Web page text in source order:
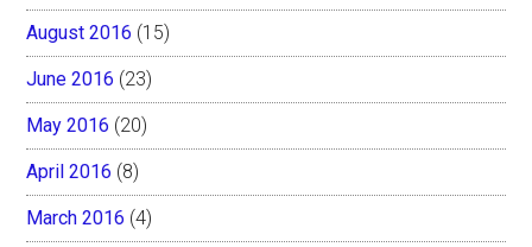
August 2016 (15)
June 2016 (23)
May 2016 (20)
April 2016 (8)
March 2016 (4)